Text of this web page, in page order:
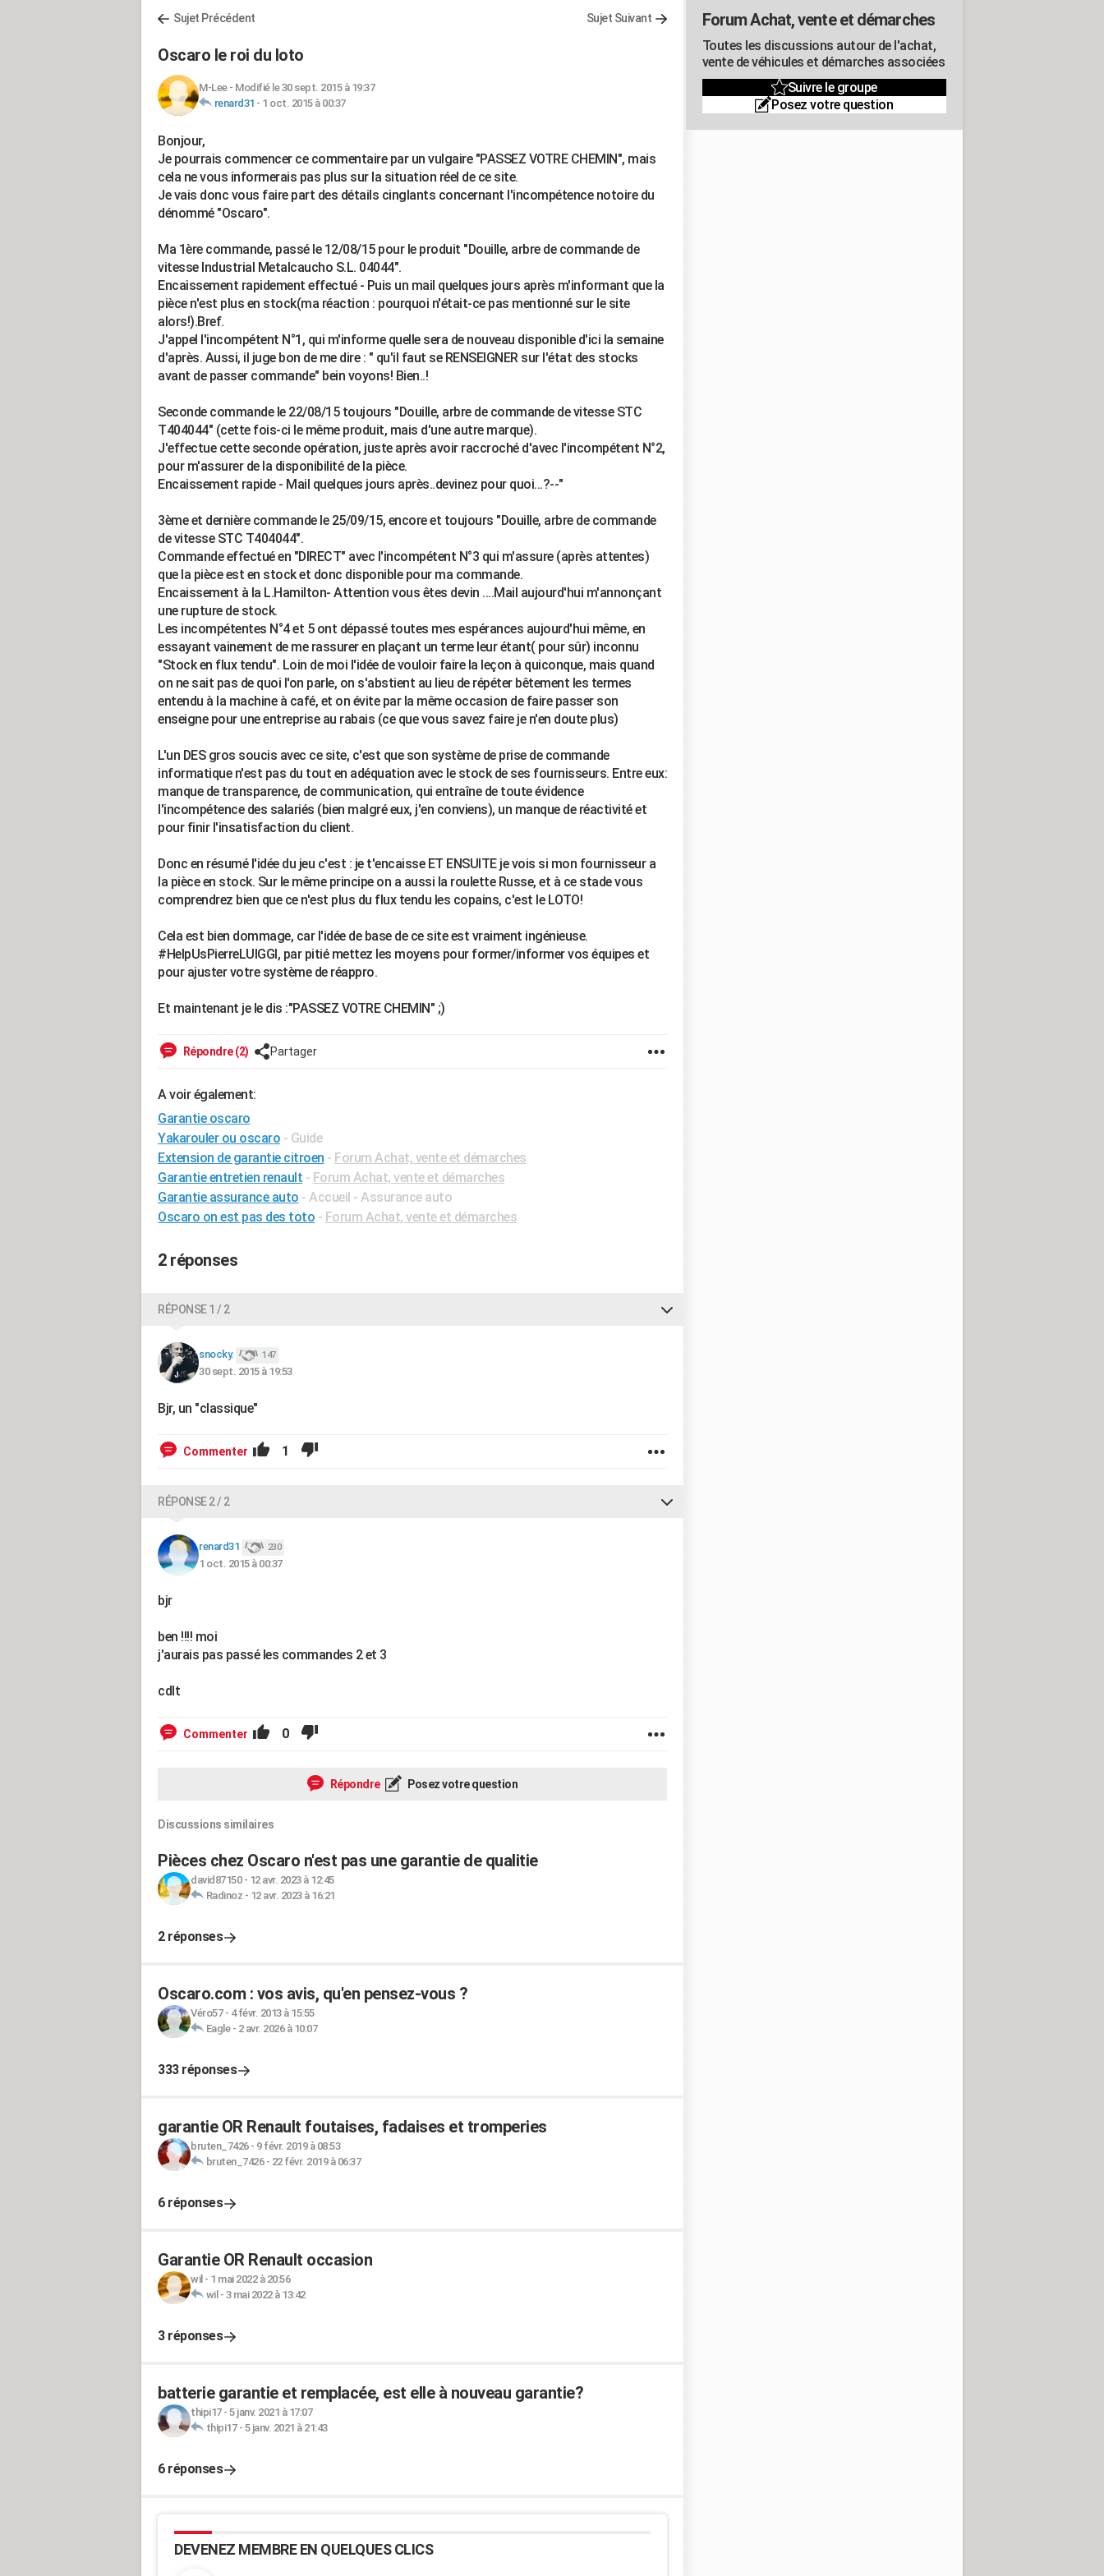
Sujet Précédent Sujet Suivant
Oscaro le roi du loto
M-Lee- Modifié le 30 sept. 2015 à 19:37
renard31 - 1 oct. 2015 à 00:37
Bonjour,
Je pourrais commencer ce commentaire par un vulgaire "PASSEZ VOTRE CHEMIN", mais
cela ne vous informerais pas plus sur la situation réel de ce site.
Je vais donc vous faire part des détails cinglants concernant l'incompétence notoire du
dénommé "Oscaro".
Ma 1ère commande, passé le 12/08/15 pour le produit "Douille, arbre de commande de
vitesse Industrial Metalcaucho S.L. 04044".
Encaissement rapidement effectué - Puis un mail quelques jours après m'informant que la
pièce n'est plus en stock(ma réaction : pourquoi n'était-ce pas mentionné sur le site
alors!).Bref.
J'appel l'incompétent N°1, qui m'informe quelle sera de nouveau disponible d'ici la semaine
d'après. Aussi, il juge bon de me dire : " qu'il faut se RENSEIGNER sur l'état des stocks
avant de passer commande" bein voyons! Bien..!
Seconde commande le 22/08/15 toujours "Douille, arbre de commande de vitesse STC
T404044" (cette fois-ci le même produit, mais d'une autre marque).
J'effectue cette seconde opération, juste après avoir raccroché d'avec l'incompétent N°2,
pour m'assurer de la disponibilité de la pièce.
Encaissement rapide - Mail quelques jours après..devinez pour quoi...?--"
3ème et dernière commande le 25/09/15, encore et toujours "Douille, arbre de commande
de vitesse STC T404044".
Commande effectué en "DIRECT" avec l'incompétent N°3 qui m'assure (après attentes)
que la pièce est en stock et donc disponible pour ma commande.
Encaissement à la L.Hamilton- Attention vous êtes devin ....Mail aujourd'hui m'annonçant
une rupture de stock.
Les incompétentes N°4 et 5 ont dépassé toutes mes espérances aujourd'hui même, en
essayant vainement de me rassurer en plaçant un terme leur étant( pour sûr) inconnu
"Stock en flux tendu". Loin de moi l'idée de vouloir faire la leçon à quiconque, mais quand
on ne sait pas de quoi l'on parle, on s'abstient au lieu de répéter bêtement les termes
entendu à la machine à café, et on évite par la même occasion de faire passer son
enseigne pour une entreprise au rabais (ce que vous savez faire je n'en doute plus)
L'un DES gros soucis avec ce site, c'est que son système de prise de commande
informatique n'est pas du tout en adéquation avec le stock de ses fournisseurs. Entre eux:
manque de transparence, de communication, qui entraîne de toute évidence
l'incompétence des salariés (bien malgré eux, j'en conviens), un manque de réactivité et
pour finir l'insatisfaction du client.
Donc en résumé l'idée du jeu c'est : je t'encaisse ET ENSUITE je vois si mon fournisseur a
la pièce en stock. Sur le même principe on a aussi la roulette Russe, et à ce stade vous
comprendrez bien que ce n'est plus du flux tendu les copains, c'est le LOTO!
Cela est bien dommage, car l'idée de base de ce site est vraiment ingénieuse.
#HelpUsPierreLUIGGI, par pitié mettez les moyens pour former/informer vos équipes et
pour ajuster votre système de réappro.
Et maintenant je le dis :"PASSEZ VOTRE CHEMIN" ;)
Répondre (2) Partager
A voir également:
Garantie oscaro
Yakarouler ou oscaro - Guide
Extension de garantie citroen - Forum Achat, vente et démarches
Garantie entretien renault - Forum Achat, vente et démarches
Garantie assurance auto - Accueil - Assurance auto
Oscaro on est pas des toto - Forum Achat, vente et démarches
2 réponses
RÉPONSE 1 / 2
snocky. 147
30 sept. 2015 à 19:53
Bjr, un "classique"
Commenter 1
RÉPONSE 2 / 2
renard31 230
1 oct. 2015 à 00:37
bjr
ben !!!! moi
j'aurais pas passé les commandes 2 et 3
cdlt
Commenter 0
Répondre Posez votre question
Discussions similaires
Pièces chez Oscaro n'est pas une garantie de qualitie
david87150- 12 avr. 2023 à 12:45
Radinoz - 12 avr. 2023 à 16:21
2 réponses
Oscaro.com : vos avis, qu'en pensez-vous ?
Véro57- 4 févr. 2013 à 15:55
Eagle- 2 avr. 2026 à 10:07
333 réponses
garantie OR Renault foutaises, fadaises et tromperies
bruten_7426- 9 févr. 2019 à 08:53
bruten_7426- 22 févr. 2019 à 06:37
6 réponses
Garantie OR Renault occasion
wil - 1 mai 2022 à 20:56
wil - 3 mai 2022 à 13:42
3 réponses
batterie garantie et remplacée, est elle à nouveau garantie?
thipi17- 5 janv. 2021 à 17:07
thipi17- 5 janv. 2021 à 21:43
6 réponses
DEVENEZ MEMBRE EN QUELQUES CLICS
Forum Achat, vente et démarches
Toutes les discussions autour de l'achat,
vente de véhicules et démarches associées
Suivre le groupe
Posez votre question